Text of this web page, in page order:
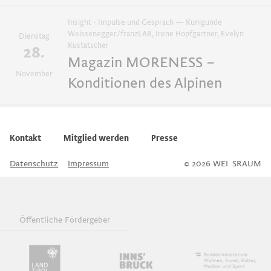
Workshops
Diskussion
Insight - Impulse und Gespräch
Gespräch
Typowalks
Dienstag
28.
November
Insight - Impulse und Gespräch — Kunigunde
Weissenegger/franzLAB, Irene Hopfgartner, Evelyn
Kustatscher
Magazin MORENESS –
Konditionen des Alpinen
Kontakt Mitglied werden Presse
Datenschutz Impressum © 2026 WEI SRAUM
Öffentliche Fördergeber